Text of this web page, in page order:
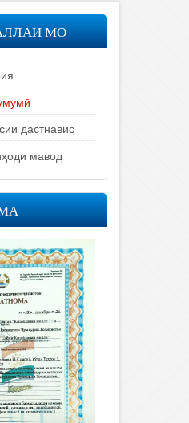
МО
дастнавис
мавод